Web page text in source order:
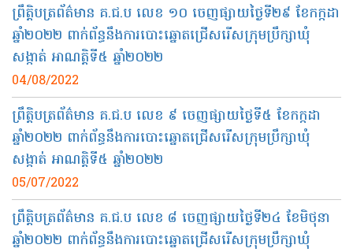
ព្រឹត្តិបត្រព័ត៌មាន គ.ជ.ប លេខ ១០ ចេញផ្សាយថ្ងៃទី២៩ ខែកក្កដា
ឆ្នាំ២០២២ ពាក់ព័ន្ធនឹងការបោះឆ្នោតជ្រើសរើសក្រុមប្រឹក្សាឃុំ
សង្កាត់ អាណត្តិទី៥ ឆ្នាំ២០២២
04/08/2022
ព្រឹត្តិបត្រព័ត៌មាន គ.ជ.ប លេខ ៩ ចេញផ្សាយថ្ងៃទី៥ ខែកក្កដា
ឆ្នាំ២០២២ ពាក់ព័ន្ធនឹងការបោះឆ្នោតជ្រើសរើសក្រុមប្រឹក្សាឃុំ
សង្កាត់ អាណត្តិទី៥ ឆ្នាំ២០២២
05/07/2022
ព្រឹត្តិបត្រព័ត៌មាន គ.ជ.ប លេខ ៨ ចេញផ្សាយថ្ងៃទី២៤ ខែមិថុនា
ឆ្នាំ២០២២ ពាក់ព័ន្ធនឹងការបោះឆ្នោតជ្រើសរើសក្រុមប្រឹក្សាឃុំ